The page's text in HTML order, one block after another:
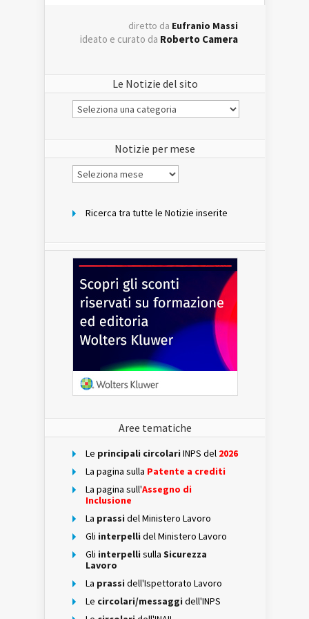
diretto da Eufranio Massi
ideato e curato da Roberto Camera
Le Notizie del sito
Le
Notizie
Notizie per mese
Notizie
per
Ricerca tra tutte le Notizie inserite
Aree tematiche
Le principali circolari INPS del 2026
La pagina sulla Patente a crediti
La pagina sull'Assegno di
Inclusione
La prassi del Ministero Lavoro
Gli interpelli del Ministero Lavoro
Gli interpelli sulla Sicurezza
Lavoro
La prassi dell'Ispettorato Lavoro
Le circolari/messaggi dell'INPS